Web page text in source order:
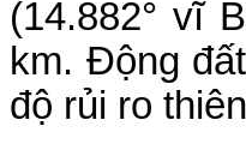
(14.882° vĩ
km. Động
độ rủi ro